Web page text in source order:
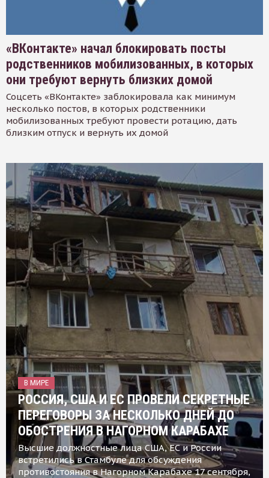
«ВКонтакте» начал блокировать посты
родственников мобилизованных, в которых
они требуют вернуть близких домой
Соцсеть «ВКонтакте» заблокировала как минимум
несколько постов, в которых родственники
мобилизованных требуют провести ротацию, дать
близким отпуск и вернуть их домой
В МИРЕ
РОССИЯ, США И ЕС ПРОВЕЛИ СЕКРЕТНЫЕ
ПЕРЕГОВОРЫ ЗА НЕСКОЛЬКО ДНЕЙ ДО
ОБОСТРЕНИЯ В НАГОРНОМ КАРАБАХЕ
Высшие должностные лица США, ЕС и России
встретились в Стамбуле для обсуждения
противостояния в Нагорном Карабахе 17 сентября,